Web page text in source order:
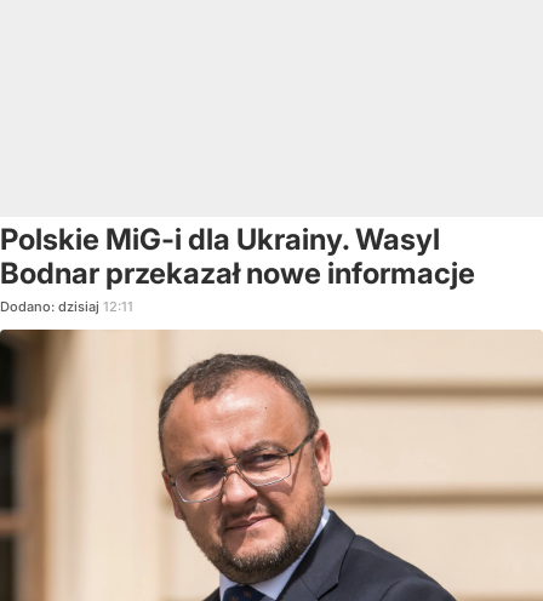
Polskie MiG-i dla Ukrainy. Wasyl
Bodnar przekazał nowe informacje
Dodano: dzisiaj 12:11